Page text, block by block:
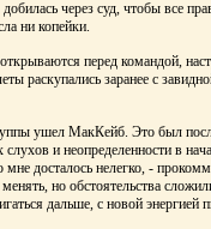
через суд, чтобы все
ни копейки.
перед командой,
заранее с
ушел МакКейб. Это был
и неопределенности в
досталось нелегко, -
но обстоятельства
дальше, с новой энергией